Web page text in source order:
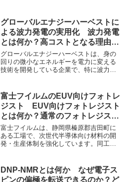
採用が遅れた理由を知ることができま
す。
グローバルエナジーハーベストに
よる波力発電の実用化 波力発電
とは何か？高コストとなる理由は
何か？
グローバルエナジーハーベストは、身の
回りの微小なエネルギーを電力に変える
技術を開発している企業で、特に波力発
ことができます。
富士フイルムのEUV向けフォトレ
ジスト EUV向けフォトレジスト
とは何か？通常のフォトレジスト
との違いは何か？
富士フイルムは、静岡県榛原郡吉田町に
ある工場で、次世代半導体向け材料の開
発・生産体制を強化しています。同工場
造を行っています。極端紫外線（EUV）
向けフォトレジストはなにか、どんな物
DNP-NMRとは何か なぜ電子ス
ピンの偏極を転送できるのか？ど